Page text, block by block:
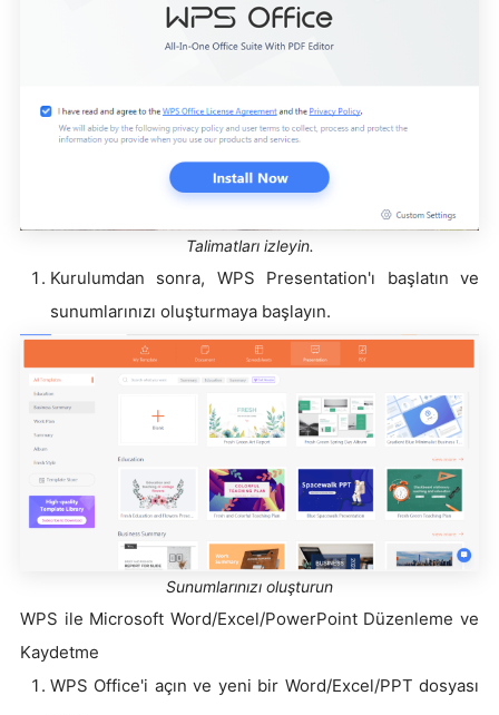
Talimatları izleyin.
Kurulumdan sonra, WPS Presentation'ı başlatın ve
sunumlarınızı oluşturmaya başlayın.
Sunumlarınızı oluşturun
WPS ile Microsoft Word/Excel/PowerPoint Düzenleme ve
Kaydetme
WPS Office'i açın ve yeni bir Word/Excel/PPT dosyası